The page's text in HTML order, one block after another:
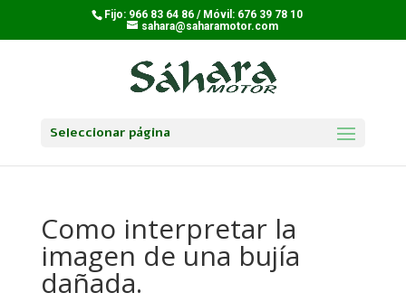
Fijo: 966 83 64 86 / Móvil: 676 39 78 10
sahara@saharamotor.com
Seleccionar página
Como interpretar la
imagen de una bujía
dañada.